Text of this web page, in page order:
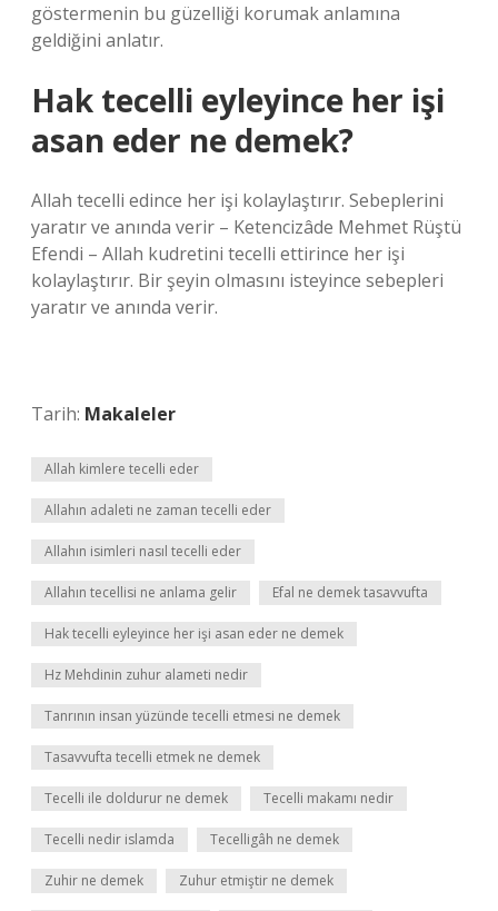
göstermenin bu güzelliği korumak anlamına
geldiğini anlatır.
Hak tecelli eyleyince her işi
asan eder ne demek?
Allah tecelli edince her işi kolaylaştırır. Sebeplerini
yaratır ve anında verir – Ketencizâde Mehmet Rüştü
Efendi – Allah kudretini tecelli ettirince her işi
kolaylaştırır. Bir şeyin olmasını isteyince sebepleri
yaratır ve anında verir.
Tarih: Makaleler
Allah kimlere tecelli eder
Allahın adaleti ne zaman tecelli eder
Allahın isimleri nasıl tecelli eder
Allahın tecellisi ne anlama gelir Efal ne demek tasavvufta
Hak tecelli eyleyince her işi asan eder ne demek
Hz Mehdinin zuhur alameti nedir
Tanrının insan yüzünde tecelli etmesi ne demek
Tasavvufta tecelli etmek ne demek
Tecelli ile doldurur ne demek Tecelli makamı nedir
Tecelli nedir islamda Tecelligâh ne demek
Zuhir ne demek Zuhur etmiştir ne demek